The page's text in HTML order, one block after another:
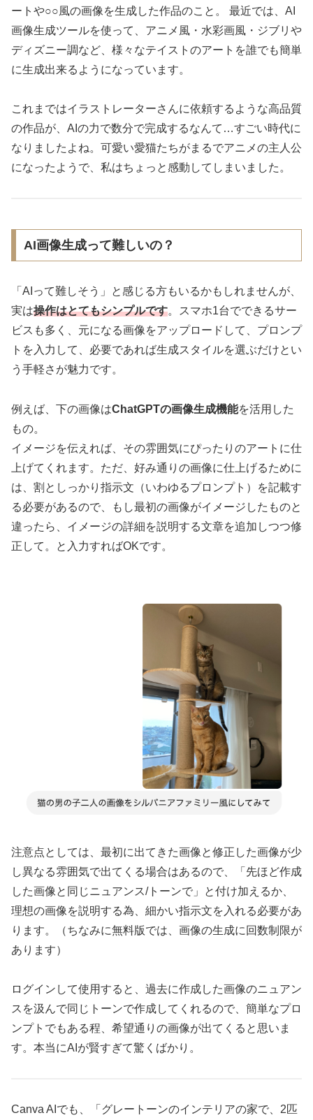
ートや○○風の画像を生成した作品のこと。 最近では、AI
画像生成ツールを使って、アニメ風・水彩画風・ジブリや
ディズニー調など、様々なテイストのアートを誰でも簡単
に生成出来るようになっています。
これまではイラストレーターさんに依頼するような高品質
の作品が、AIの力で数分で完成するなんて…すごい時代に
なりましたよね。可愛い愛猫たちがまるでアニメの主人公
になったようで、私はちょっと感動してしまいました。
AI画像生成って難しいの？
「AIって難しそう」と感じる方もいるかもしれませんが、
実は操作はとてもシンプルです。スマホ1台でできるサー
ビスも多く、元になる画像をアップロードして、プロンプ
トを入力して、必要であれば生成スタイルを選ぶだけとい
う手軽さが魅力です。
例えば、下の画像はChatGPTの画像生成機能を活用した
もの。
イメージを伝えれば、その雰囲気にぴったりのアートに仕
上げてくれます。ただ、好み通りの画像に仕上げるために
は、割としっかり指示文（いわゆるプロンプト）を記載す
る必要があるので、もし最初の画像がイメージしたものと
違ったら、イメージの詳細を説明する文章を追加しつつ修
正して。と入力すればOKです。
注意点としては、最初に出てきた画像と修正した画像が少
し異なる雰囲気で出てくる場合はあるので、「先ほど作成
した画像と同じニュアンス/トーンで」と付け加えるか、
理想の画像を説明する為、細かい指示文を入れる必要があ
ります。（ちなみに無料版では、画像の生成に回数制限が
あります）
ログインして使用すると、過去に作成した画像のニュアン
スを汲んで同じトーンで作成してくれるので、簡単なプロ
ンプトでもある程、希望通りの画像が出てくると思いま
す。本当にAIが賢すぎて驚くばかり。
Canva AIでも、「グレートーンのインテリアの家で、2匹